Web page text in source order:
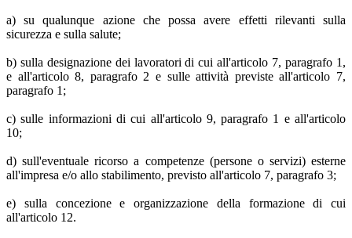
a) su qualunque azione che possa avere effetti rilevanti sulla
sicurezza e sulla salute;
b) sulla designazione dei lavoratori di cui all'articolo 7, paragrafo 1,
e all'articolo 8, paragrafo 2 e sulle attività previste all'articolo 7,
paragrafo 1;
c) sulle informazioni di cui all'articolo 9, paragrafo 1 e all'articolo
10;
d) sull'eventuale ricorso a competenze (persone o servizi) esterne
all'impresa e/o allo stabilimento, previsto all'articolo 7, paragrafo 3;
e) sulla concezione e organizzazione della formazione di cui
all'articolo 12.